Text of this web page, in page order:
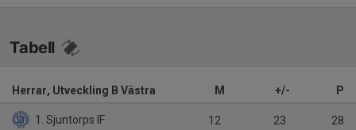
Tabell
Herrar, Utveckling B Västra M +/- P
1. Sjuntorps IF 12 23 28